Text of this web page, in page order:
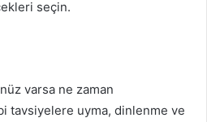
seçin.
varsa ne zaman
tavsiyelere uyma, dinlenme ve